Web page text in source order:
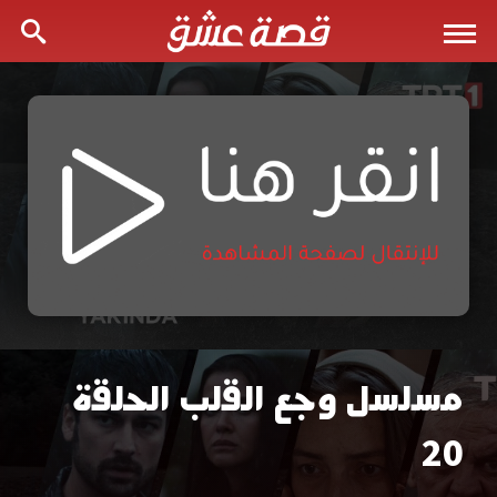
مسلسل
وجع
مسلسل وجع القلب الحلقة
20